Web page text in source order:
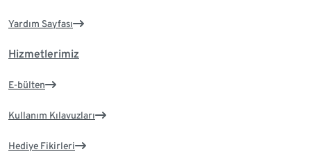
Yardım Sayfası
Hizmetlerimiz
E-bülten
Kullanım Kılavuzları
Hediye Fikirleri